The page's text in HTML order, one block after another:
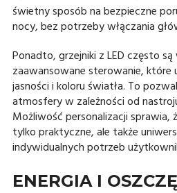
świetny sposób na bezpieczne
nocy, bez potrzeby włączania
Ponadto, grzejniki z LED często
zaawansowane sterowanie, które
jasności i koloru światła. To
atmosfery w zależności od
Możliwość personalizacji sprawia,
tylko praktyczne, ale także
indywidualnych potrzeb
ENERGIA I